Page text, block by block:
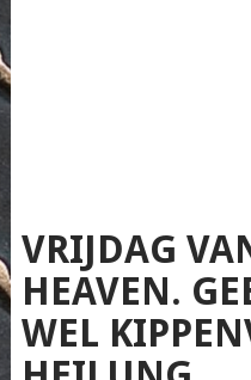
VRIJDAG
HEAVEN.
WEL